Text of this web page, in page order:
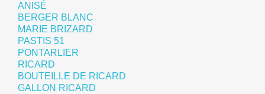
ANISÉ
BERGER BLANC
MARIE BRIZARD
PASTIS 51
PONTARLIER
RICARD
BOUTEILLE DE RICARD
GALLON RICARD